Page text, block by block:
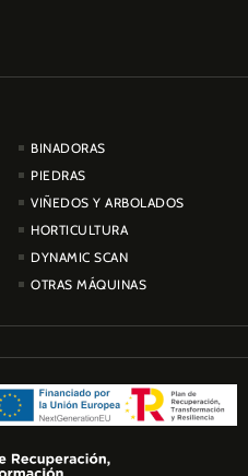
BINADORAS
PIEDRAS
VIÑEDOS Y ARBOLADOS
HORTICULTURA
DYNAMIC SCAN
OTRAS MÁQUINAS